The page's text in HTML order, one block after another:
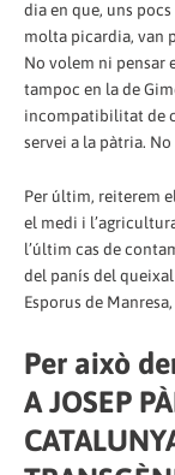
dia en que, uns
molta picardia, van
No volem ni pensar
tampoc en la de
incompatibilitat de
servei a la pàtria.
Per últim, reiterem
el medi i
l’últim cas de
del panís del
Esporus de
Per això
A JOSEP